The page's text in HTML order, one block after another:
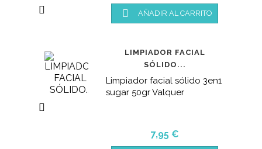
  AÑADIR AL CARRITO

LIMPIADOR FACIAL
SÓLIDO...
Limpiador facial sólido 3en1
sugar 50gr Valquer
Precio
7,95 €